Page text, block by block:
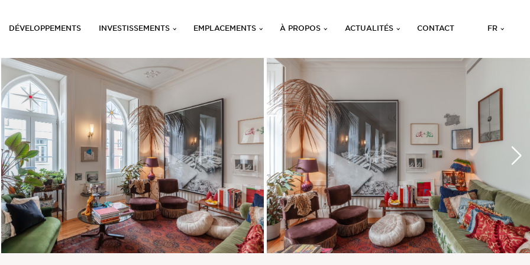
DÉVELOPPEMENTS INVESTISSEMENTS EMPLACEMENTS À PROPOS ACTUALITÉS CONTACT FR